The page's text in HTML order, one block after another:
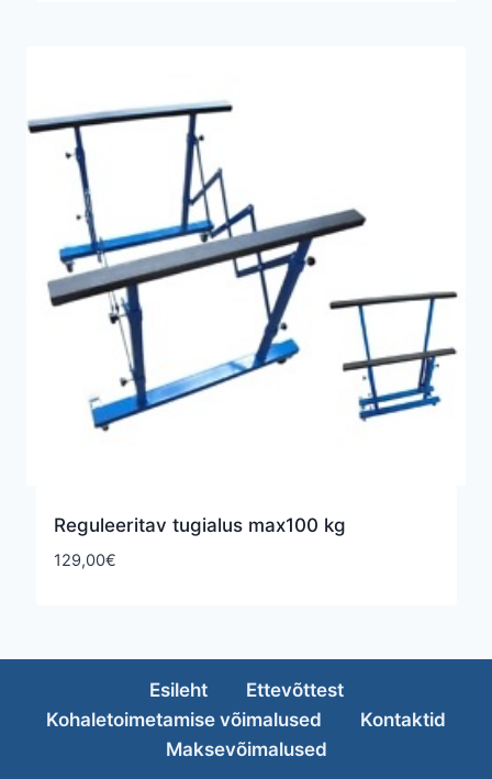
Reguleeritav tugialus max100 kg
129,00€
Esileht
Ettevõttest
Kohaletoimetamise võimalused
Kontaktid
Maksevõimalused